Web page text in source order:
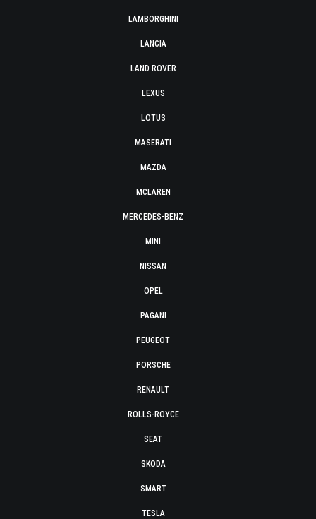
LAMBORGHINI
LANCIA
LAND ROVER
LEXUS
LOTUS
MASERATI
MAZDA
MCLAREN
MERCEDES-BENZ
MINI
NISSAN
OPEL
PAGANI
PEUGEOT
PORSCHE
RENAULT
ROLLS-ROYCE
SEAT
SKODA
SMART
TESLA